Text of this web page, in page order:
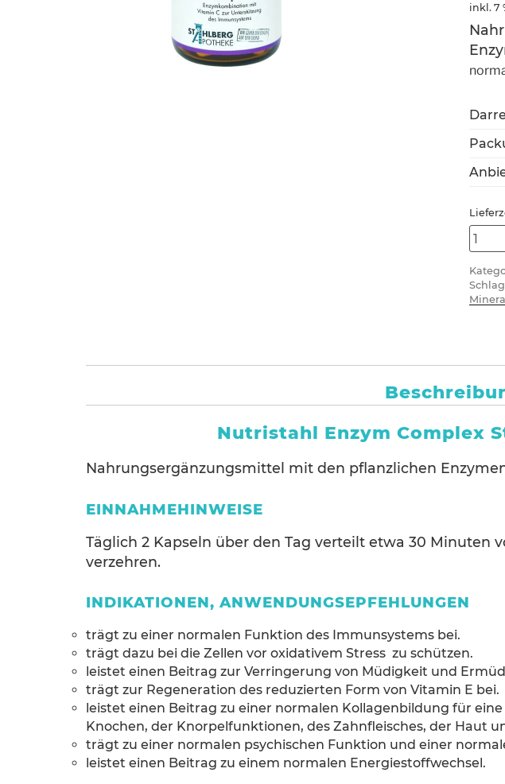
inkl. 7
Stück
Nutristahl Enzym Complex
Nahrungsergänzungsmittel mit den pflanzlichen
EINNAHMEHINWEISE
Täglich 2 Kapseln über den Tag verteilt etwa 30 Minuten
verzehren.
INDIKATIONEN, ANWENDUNGSEPFEHLUNGEN
trägt zu einer normalen Funktion des Immunsystems bei.
trägt dazu bei die Zellen vor oxidativem Stress zu schützen.
leistet einen Beitrag zur Verringerung von Müdigkeit und
trägt zur Regeneration des reduzierten Form von Vitamin E bei.
leistet einen Beitrag zu einer normalen Kollagenbildung für
Knochen, der Knorpelfunktionen, des Zahnfleisches, der Haut
trägt zu einer normalen psychischen Funktion und einer
leistet einen Beitrag zu einem normalen Energiestoffwechsel.